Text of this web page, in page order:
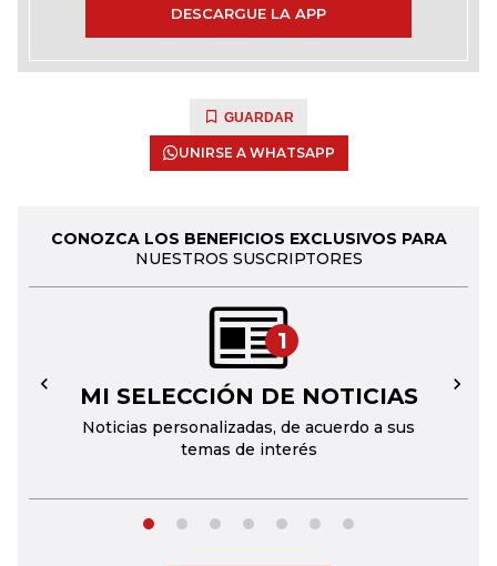
DESCARGUE LA APP
GUARDAR
UNIRSE A WHATSAPP
CONOZCA LOS BENEFICIOS EXCLUSIVOS PARA
NUESTROS SUSCRIPTORES
1
MI SELECCIÓN DE NOTICIAS
Noticias personalizadas, de acuerdo a sus
temas de interés
← →